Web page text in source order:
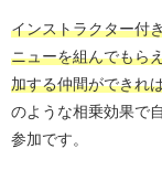
インストラクター付
ニューを組んでもら
加する仲間ができれ
のような相乗効果で
参加です。